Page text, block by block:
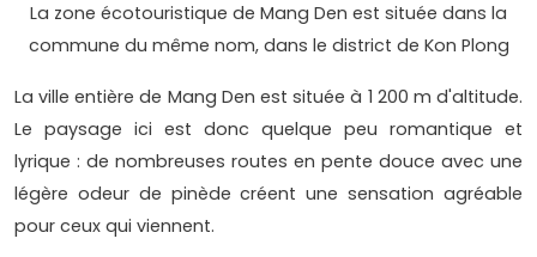
La zone écotouristique de Mang Den est située dans la
commune du même nom, dans le district de Kon Plong
La ville entière de Mang Den est située à 1 200 m d'altitude.
Le paysage ici est donc quelque peu romantique et
lyrique : de nombreuses routes en pente douce avec une
légère odeur de pinède créent une sensation agréable
pour ceux qui viennent.